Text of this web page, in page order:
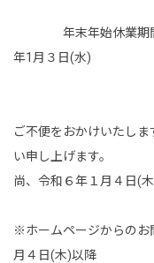
年末年始休業期間
年1月３日(水)
ご不便をおかけいたし
い申し上げます。
尚、令和６年１月４日(
※ホームページからのお
月４日(木)以降
融雪部門
アグリ事業部
採用情報
採用メッセージ
野本組紹介MOVIE